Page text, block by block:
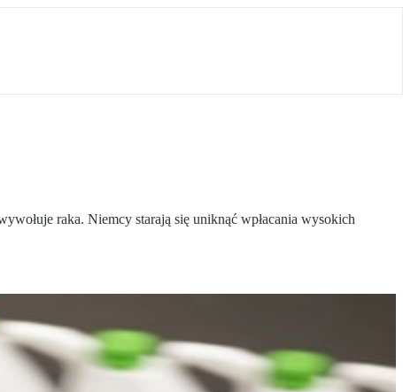
raka. Niemcy starają się uniknąć wpłacania wysokich